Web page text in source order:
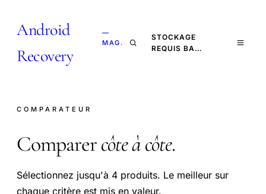
Android
Recovery
—
MAG.
STOCKAGE
REQUIS BA…
COMPARATEUR
Comparercôte à côte.
Sélectionnez jusqu'à 4 produits. Le meilleur sur
chaque critère est mis en valeur.